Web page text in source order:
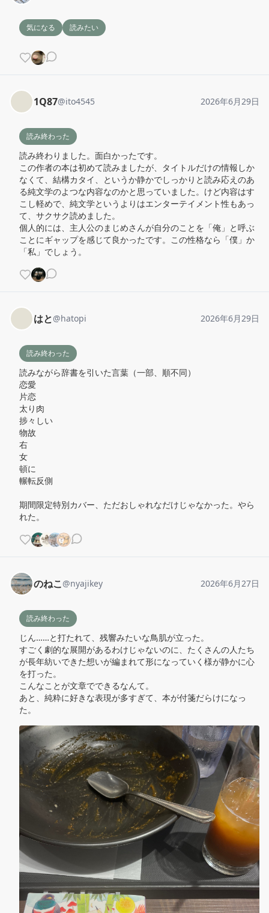
気になる 読みたい
1Q87@ito4545 2026年6月29日
読み終わった
読み終わりました。面白かったです。
この作者の本は初めて読みましたが、タイトルだけの情報しか
なくて、結構カタイ、というか静かでしっかりと読み応えのあ
る純文学のよつな内容なのかと思っていました。けど内容はす
こし軽めで、純文学というよりはエンターテイメント性もあっ
て、サクサク読めました。
個人的には、主人公のまじめさんが自分のことを「俺」と呼ぶ
ことにギャップを感じて良かったです。この性格なら「僕」か
「私」でしょう。
はと@hatopi 2026年6月29日
読み終わった
読みながら辞書を引いた言葉（一部、順不同）
恋愛
片恋
太り肉
捗々しい
物故
右
女
頓に
輾転反側
期間限定特別カバー、ただおしゃれなだけじゃなかった。やら
れた。
のねこ@nyajikey 2026年6月27日
読み終わった
じん……と打たれて、残響みたいな鳥肌が立った。
すごく劇的な展開があるわけじゃないのに、たくさんの人たち
が長年紡いできた想いが編まれて形になっていく様が静かに心
を打った。
こんなことが文章でできるなんて。
あと、純粋に好きな表現が多すぎて、本が付箋だらけになっ
た。